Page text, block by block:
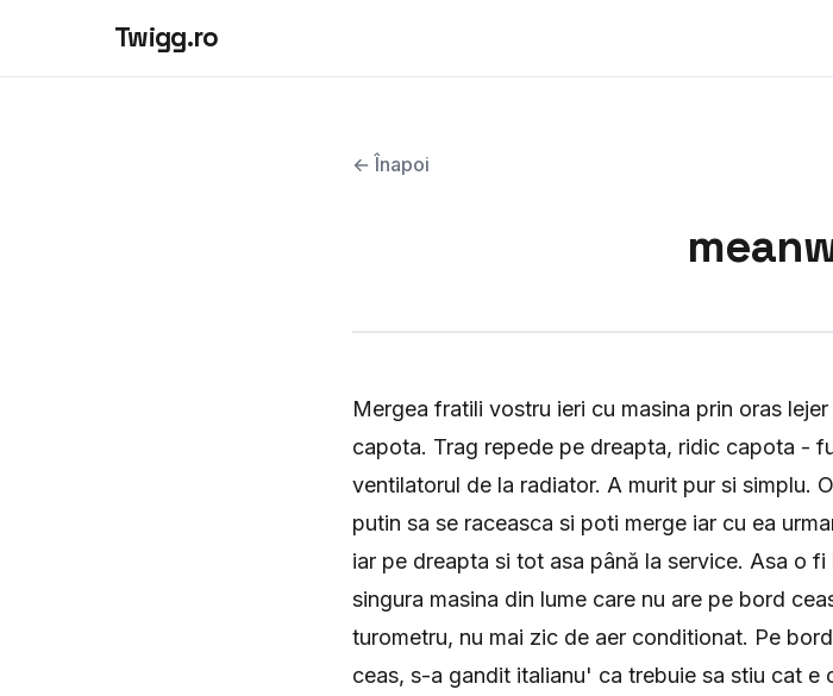
Twigg.ro
← Înapoi
Mergea fratili vostru ieri cu masina prin oras
capota. Trag repede pe dreapta, ridic capota -
ventilatorul de la radiator. A murit pur si simplu.
putin sa se raceasca si poti merge iar cu ea
iar pe dreapta si tot asa până la service. Asa o
singura masina din lume care nu are pe bord
turometru, nu mai zic de aer conditionat. Pe
ceas, s-a gandit italianu' ca trebuie sa stiu cat e